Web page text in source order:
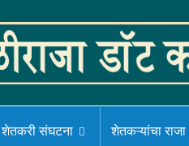
शेतकरी संघटना शेतकऱ्यांचा राजा